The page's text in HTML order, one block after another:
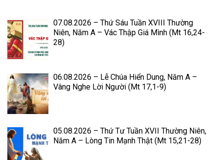
07.08.2026 – Thứ Sáu Tuần XVIII Thường
Niên, Năm A – Vác Thập Giá Mình (Mt 16,24-
28)
06.08.2026 – Lễ Chúa Hiển Dung, Năm A –
Vâng Nghe Lời Người (Mt 17,1-9)
05.08.2026 – Thứ Tư Tuần XVII Thường Niên,
Năm A – Lòng Tin Mạnh Thật (Mt 15,21-28)